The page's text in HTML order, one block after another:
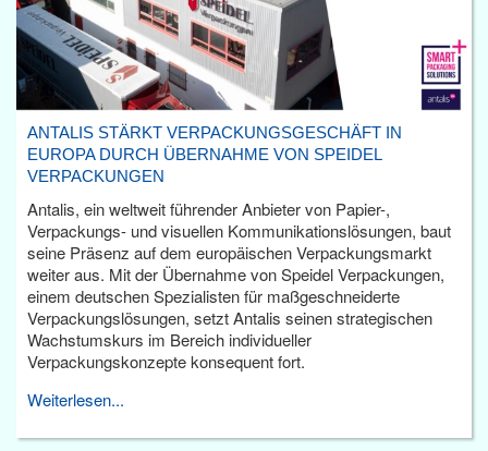
ANTALIS STÄRKT VERPACKUNGSGESCHÄFT IN
EUROPA DURCH ÜBERNAHME VON SPEIDEL
VERPACKUNGEN
Antalis, ein weltweit führender Anbieter von Papier-,
Verpackungs- und visuellen Kommunikationslösungen, baut
seine Präsenz auf dem europäischen Verpackungsmarkt
weiter aus. Mit der Übernahme von Speidel Verpackungen,
einem deutschen Spezialisten für maßgeschneiderte
Verpackungslösungen, setzt Antalis seinen strategischen
Wachstumskurs im Bereich individueller
Verpackungskonzepte konsequent fort.
Weiterlesen...